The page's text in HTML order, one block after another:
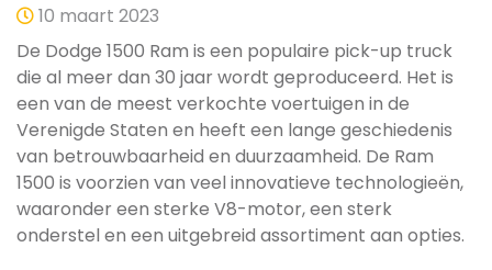
10 maart 2023
De Dodge 1500 Ram is een populaire pick-up truck
die al meer dan 30 jaar wordt geproduceerd. Het is
een van de meest verkochte voertuigen in de
Verenigde Staten en heeft een lange geschiedenis
van betrouwbaarheid en duurzaamheid. De Ram
1500 is voorzien van veel innovatieve technologieën,
waaronder een sterke V8-motor, een sterk
onderstel en een uitgebreid assortiment aan opties.